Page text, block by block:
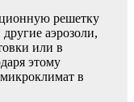
решетку
аэрозоли,
или в
этому
в